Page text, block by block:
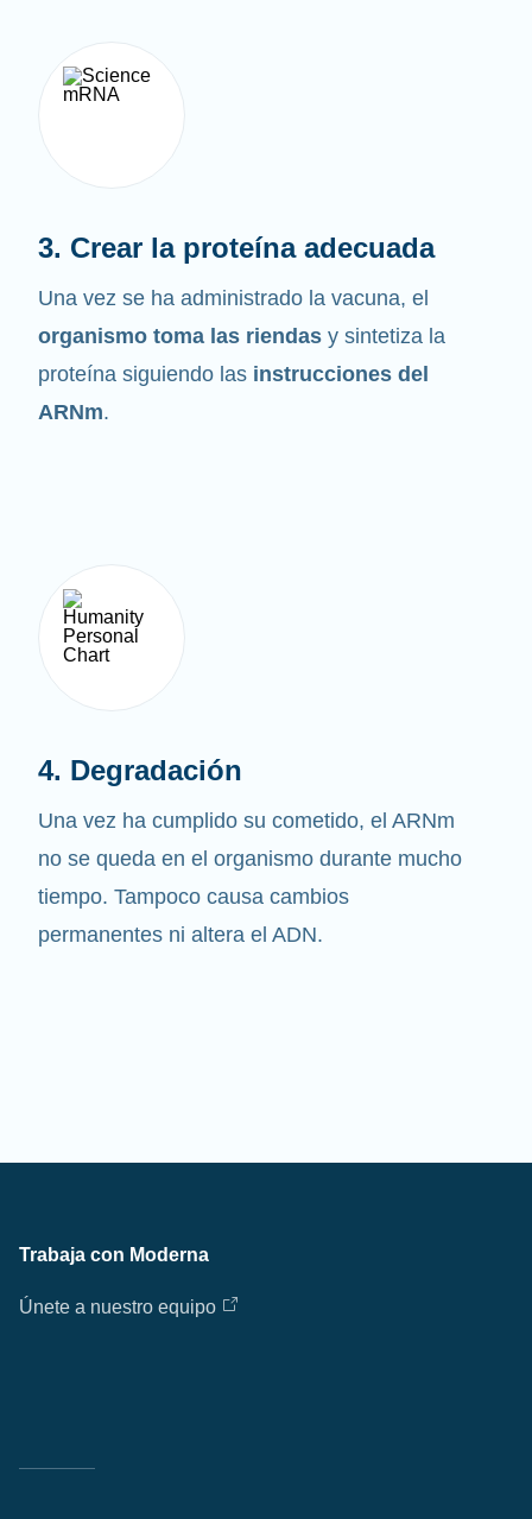
3. Crear la proteína adecuada
Una vez se ha administrado la vacuna, el
organismo toma las riendas y sintetiza la
proteína siguiendo las instrucciones del
ARNm.
4. Degradación
Una vez ha cumplido su cometido, el ARNm
no se queda en el organismo durante mucho
tiempo. Tampoco causa cambios
permanentes ni altera el ADN.
Trabaja con Moderna
Únete a nuestro equipo